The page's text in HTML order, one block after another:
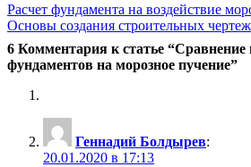
Навигация
по
записям
Расчет фундамента на воздействие
Основы создания строительных
6 Комментария к статье “Сравнение
фундаментов на морозное пучение”
Геннадий Болдырев:
20.01.2020 в 17:13